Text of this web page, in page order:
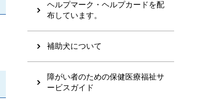
ヘルプマーク・ヘルプカードを配
布しています。
補助犬について
障がい者のための保健医療福祉サ
ービスガイド